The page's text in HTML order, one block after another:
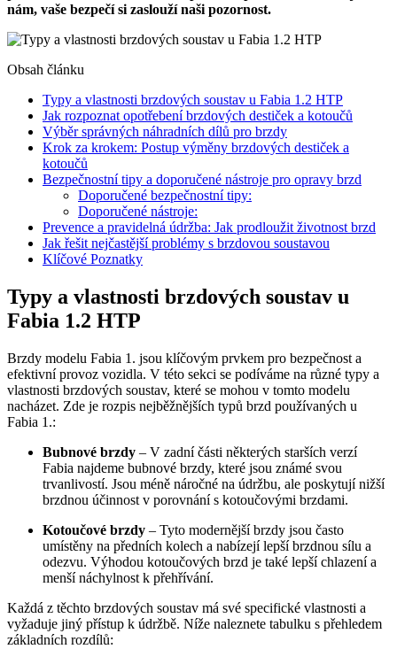
nám, vaše bezpečí si zaslouží naši pozornost.
Obsah článku
Typy a vlastnosti brzdových soustav u Fabia 1.2 HTP
Jak rozpoznat opotřebení brzdových destiček a kotoučů
Výběr správných náhradních dílů pro brzdy
Krok za krokem: Postup výměny brzdových destiček a
kotoučů
Bezpečnostní tipy a doporučené nástroje pro opravy brzd
Doporučené bezpečnostní tipy:
Doporučené nástroje:
Prevence a pravidelná údržba: Jak prodloužit životnost brzd
Jak řešit nejčastější problémy s brzdovou soustavou
Klíčové Poznatky
Typy a vlastnosti brzdových soustav u
Fabia 1.2 HTP
Brzdy modelu Fabia 1. jsou klíčovým prvkem pro bezpečnost a
efektivní provoz vozidla. V této sekci se podíváme na různé typy a
vlastnosti brzdových soustav, které se mohou v tomto modelu
nacházet. Zde je rozpis nejběžnějších typů brzd používaných u
Fabia 1.:
Bubnové brzdy – V zadní části některých starších verzí
Fabia najdeme bubnové brzdy, které jsou známé svou
trvanlivostí. Jsou méně náročné na údržbu, ale poskytují nižší
brzdnou účinnost v porovnání s kotoučovými brzdami.
Kotoučové brzdy – Tyto modernější brzdy jsou často
umístěny na předních kolech a nabízejí lepší brzdnou sílu a
odezvu. Výhodou kotoučových brzd je také lepší chlazení a
menší náchylnost k přehřívání.
Každá z těchto brzdových soustav má své specifické vlastnosti a
vyžaduje jiný přístup k údržbě. Níže naleznete tabulku s přehledem
základních rozdílů: